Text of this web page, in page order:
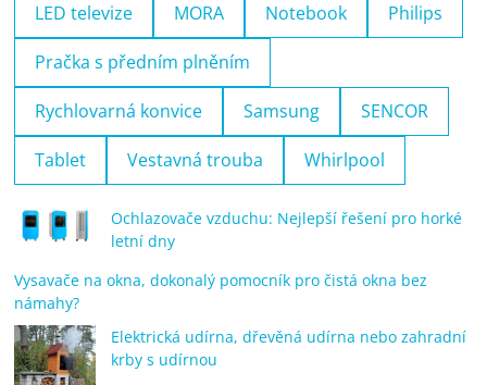
LED televize MORA Notebook Philips
Pračka s předním plněním
Rychlovarná konvice Samsung SENCOR
Tablet Vestavná trouba Whirlpool
Ochlazovače vzduchu: Nejlepší řešení pro horké
letní dny
Vysavače na okna, dokonalý pomocník pro čistá okna bez
námahy?
Elektrická udírna, dřevěná udírna nebo zahradní
krby s udírnou